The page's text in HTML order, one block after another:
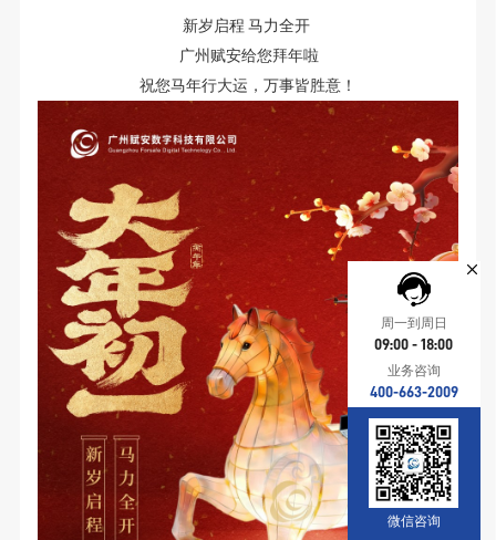
新岁启程 马力全开
广州赋安给您拜年啦
祝您马年行大运，万事皆胜意！
周一到周日
09:00 - 18:00
业务咨询
400-663-2009
微信咨询